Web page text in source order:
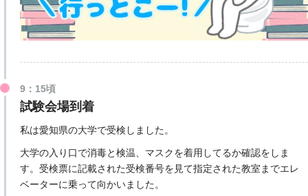
9：15頃
試験会場到着
私は愛知県の大学で受検しました。
大学の入り口で消毒と検温、マスクを着用してるか確認をしま
す。受検票に記載された受検番号を見て指定された教室までエレ
ベーターに乗って向かいました。